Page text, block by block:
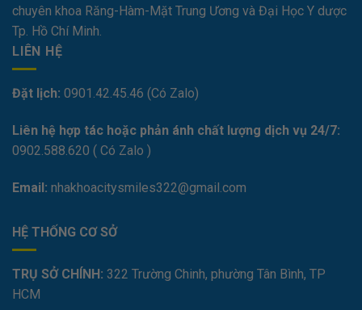
chuyên khoa Răng-Hàm-Mặt Trung Ương và Đại Học Y dược
Tp. Hồ Chí Minh.
LIÊN HỆ
Đặt lịch: 0901.42.45.46 (Có Zalo)
Liên hệ hợp tác hoặc phản ánh chất lượng dịch vụ 24/7:
0902.588.620 ( Có Zalo )
Email: nhakhoacitysmiles322@gmail.com
HỆ THỐNG CƠ SỞ
TRỤ SỞ CHÍNH: 322 Trường Chinh, phường Tân Bình, TP
HCM